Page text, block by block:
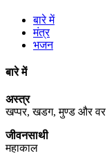
बारे में
मंत्र
भजन
बारे में
अस्त्र
खप्पर, खडग, मुण्ड और वर
जीवनसाथी
महाकाल